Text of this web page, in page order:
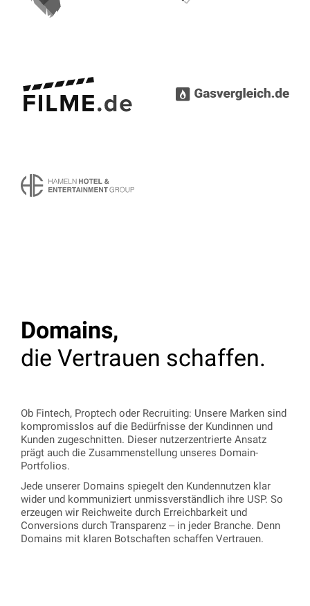
Domains,
die Vertrauen schaffen.
Ob Fintech, Proptech oder Recruiting: Unsere Marken sind
kompromisslos auf die Bedürfnisse der Kundinnen und
Kunden zugeschnitten. Dieser nutzerzentrierte Ansatz
prägt auch die Zusammenstellung unseres Domain-
Portfolios.
Jede unserer Domains spiegelt den Kundennutzen klar
wider und kommuniziert unmissverständlich ihre USP. So
erzeugen wir Reichweite durch Erreichbarkeit und
Conversions durch Transparenz – in jeder Branche. Denn
Domains mit klaren Botschaften schaffen Vertrauen.